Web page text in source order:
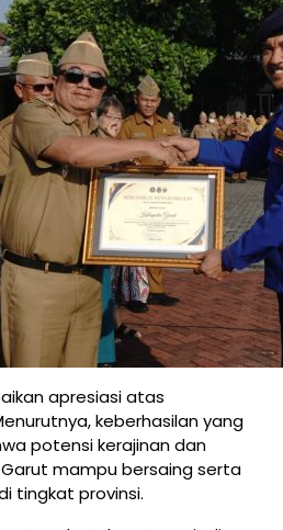
apresiasi atas
keberhasilan yang
potensi kerajinan dan
mampu bersaing serta
tingkat provinsi.